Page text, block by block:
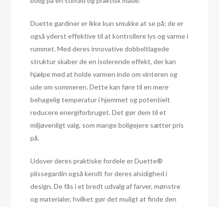
Duette gardiner er ikke kun smukke at se på; de er
også yderst effektive til at kontrollere lys og varme i
rummet. Med deres innovative dobbeltlagede
struktur skaber de en isolerende effekt, der kan
hjælpe med at holde varmen inde om vinteren og
ude om sommeren. Dette kan føre til en mere
behagelig temperatur i hjemmet og potentielt
reducere energiforbruget. Det gør dem til et
miljøvenligt valg, som mange boligejere sætter pris
på.
Udover deres praktiske fordele er Duette®
plissegardin også kendt for deres alsidighed i
design. De fås i et bredt udvalg af farver, mønstre
og materialer, hvilket gør det muligt at finde den